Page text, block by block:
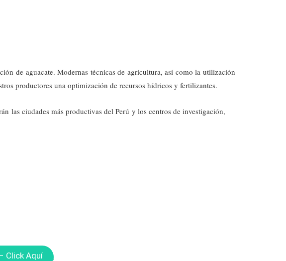
de aguacate. Modernas técnicas de agricultura, así como la utilización
productores una optimización de recursos hídricos y fertilizantes.
las ciudades más productivas del Perú y los centros de investigación,
Click Aquí